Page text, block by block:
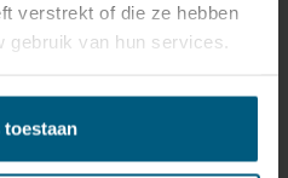
verstrekt of die ze hebben
van hun services.
Artikel wie Matratzen,
und Boxspring-
die